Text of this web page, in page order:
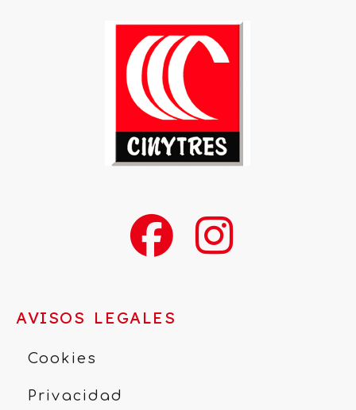
AVISOS LEGALES
Cookies
Privacidad